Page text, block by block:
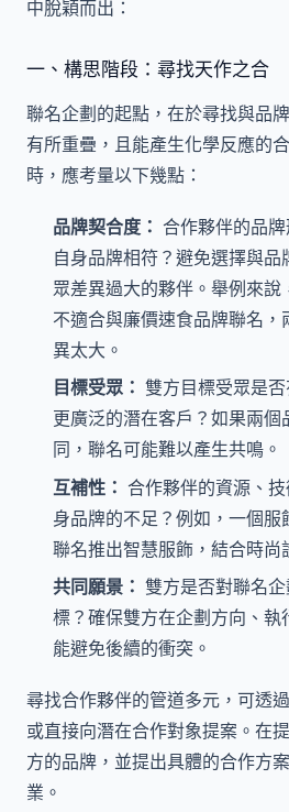
中脫穎而出：
一、構思階段：尋找天作之合
聯名企劃的起點，在於尋找與品
有所重疊，且能產生化學反應的
時，應考量以下幾點：
品牌契合度： 合作夥伴的品
自身品牌相符？避免選擇與
眾差異過大的夥伴。舉例來
不適合與廉價速食品牌聯名
異太大。
目標受眾： 雙方目標受眾是
更廣泛的潛在客戶？如果兩
同，聯名可能難以產生共鳴。
互補性： 合作夥伴的資源、
身品牌的不足？例如，一個
聯名推出智慧服飾，結合時尚
共同願景： 雙方是否對聯名
標？確保雙方在企劃方向、執
能避免後續的衝突。
尋找合作夥伴的管道多元，可透
或直接向潛在合作對象提案。在
方的品牌，並提出具體的合作方
業。